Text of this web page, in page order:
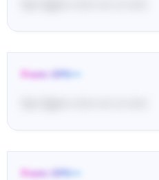
From: OPE•••
From: OPE•••